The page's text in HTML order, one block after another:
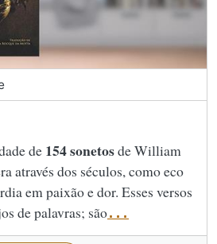
de 154 sonetosde William
através dos séculos, como eco
em paixão e dor. Esses versos
de palavras; são...